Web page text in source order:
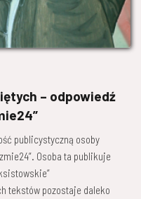
– odpowiedź
publicystyczną osoby
Osoba ta publikuje
tekstów pozostaje daleko